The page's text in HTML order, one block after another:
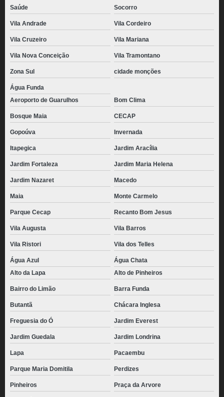
Saúde Socorro
Vila Andrade Vila Cordeiro
Vila Cruzeiro Vila Mariana
Vila Nova Conceição Vila Tramontano
Zona Sul cidade monções
Água Funda
Aeroporto de Guarulhos
Bom Clima
Bosque Maia CECAP
Gopoúva Invernada
Itapegica Jardim Aracília
Jardim Fortaleza Jardim Maria Helena
Jardim Nazaret Macedo
Maia Monte Carmelo
Parque Cecap Recanto Bom Jesus
Vila Augusta Vila Barros
Vila Ristori Vila dos Telles
Água Azul
Água Chata
Alto da Lapa
Alto de Pinheiros
Bairro do Limão Barra Funda
Butantã Chácara Inglesa
Freguesia do Ó Jardim Everest
Jardim Guedala Jardim Londrina
Lapa Pacaembu
Parque Maria Domitila Perdizes
Pinheiros Praça da Arvore